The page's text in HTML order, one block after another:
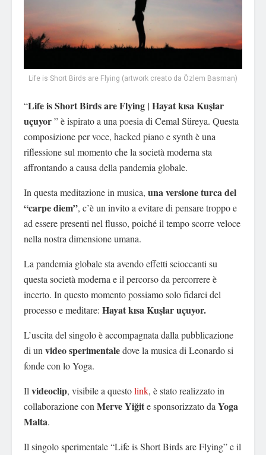
Life is Short Birds are Flying (artwork creato da Özlem Basman)
“Life is Short Birds are Flying | Hayat kısa Kuşlar
uçuyor” è ispirato a una poesia di Cemal Süreya. Questa
composizione per voce, hacked piano e synth è una
riflessione sul momento che la società moderna sta
affrontando a causa della pandemia globale.
In questa meditazione in musica, una versione turca del
“carpe diem”, c’è un invito a evitare di pensare troppo e
ad essere presenti nel flusso, poiché il tempo scorre veloce
nella nostra dimensione umana.
La pandemia globale sta avendo effetti scioccanti su
questa società moderna e il percorso da percorrere è
incerto. In questo momento possiamo solo fidarci del
processo e meditare: Hayat kısa Kuşlar uçuyor.
L’uscita del singolo è accompagnata dalla pubblicazione
di un video sperimentaledove la musica di Leonardo si
fonde con lo Yoga.
Il videoclip, visibile a questolink, è stato realizzato in
collaborazione con Merve Yiğite sponsorizzato da Yoga
Malta.
Il singolo sperimentale “Life is Short Birds are Flying” e il